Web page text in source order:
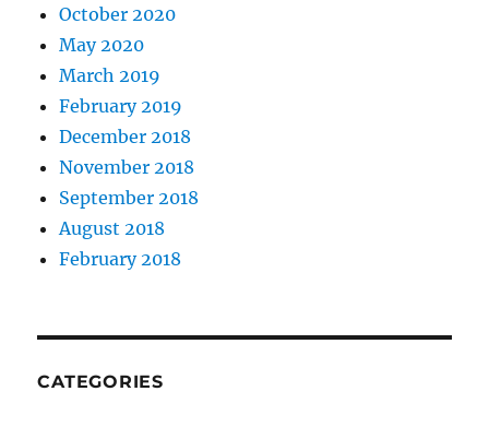
October 2020
May 2020
March 2019
February 2019
December 2018
November 2018
September 2018
August 2018
February 2018
CATEGORIES